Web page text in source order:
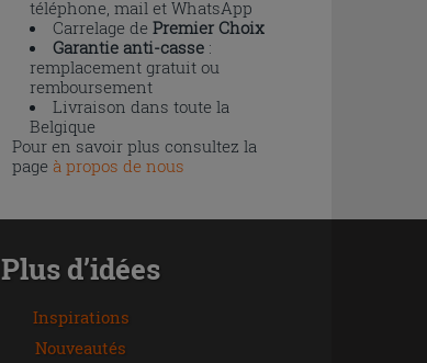
téléphone, mail et WhatsApp
Carrelage de Premier Choix
Garantie anti-casse:
remplacement gratuit ou
remboursement
Livraison dans toute la
Belgique
Pour en savoir plus consultez la
page à propos de nous
Plus d’idées
Inspirations
Nouveautés